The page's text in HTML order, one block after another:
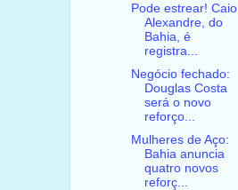
Pode estrear! Caio
Alexandre, do
Bahia, é
registra...
Negócio fechado:
Douglas Costa
será o novo
reforço...
Mulheres de Aço:
Bahia anuncia
quatro novos
reforç...